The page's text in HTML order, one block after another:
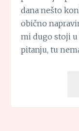
dana nešto
obično
mi dugo stoji u
pitanju, tu